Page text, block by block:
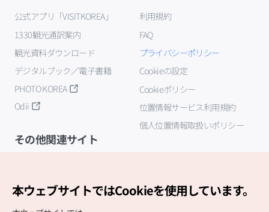
公式アプリ「VISITKOREA」
1330観光通訳案内
観光資料ダウンロード
デジタルブック／電子書籍
PHOTO KOREA
Odii
利用規約
FAQ
プライバシーポリシー
Cookieの設定
Cookieポリシー
位置情報サービス利用規約
個人位置情報取扱いポリシー
その他関連サイト
本ウェブサイトではCookieを使用しています。